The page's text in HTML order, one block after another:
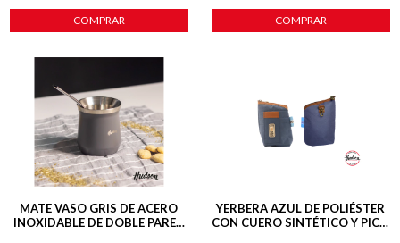
COMPRAR COMPRAR
MATE VASO GRIS DE ACERO
INOXIDABLE DE DOBLE PARED
YERBERA AZUL DE POLIÉSTER
CON CUERO SINTÉTICO Y PICO